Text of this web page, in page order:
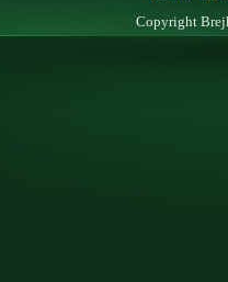
Copyright